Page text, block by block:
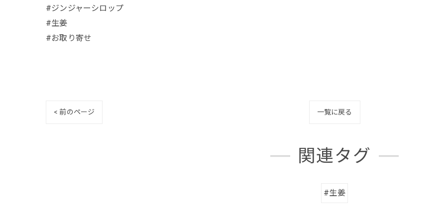
#ジンジャーシロップ
#生姜
#お取り寄せ
< 前のページ 一覧に戻る
関連タグ
#生姜